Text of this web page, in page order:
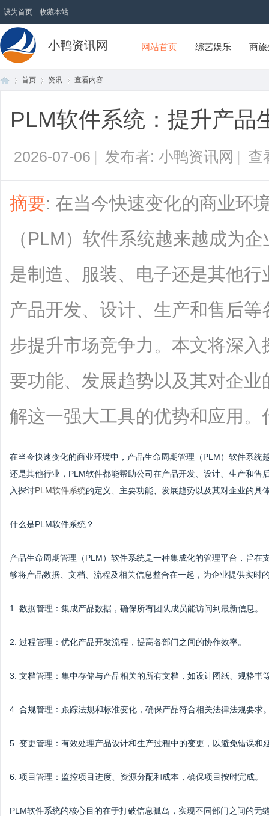
设为首页 收藏本站
小鸭资讯网 网站首页 综艺娱乐 商
首页 资讯
›
查看内容
PLM软件系统：提升产品
2026-07-06 | 发布者: 小鸭资讯网 | 查
摘要: 在当今快速变化的商业环
（PLM）软件系统越来越成为
是制造、服装、电子还是其他
产品开发、设计、生产和售后
步提升市场竞争力。本文将深
要功能、发展趋势以及其对企
解这一强大工具的优势和应用。
在当今快速变化的商业环境中，产品生命周期管理（PLM）软件系
还是其他行业，PLM软件都能帮助公司在产品开发、设计、生产和
入探讨PLM软件系统的定义、主要功能、发展趋势以及其对企业的具
什么是PLM软件系统？
产品生命周期管理（PLM）软件系统是一种集成化的管理平台，旨
够将产品数据、文档、流程及相关信息整合在一起，为企业提供实时
1. 数据管理：集成产品数据，确保所有团队成员能访问到最新信息。
2. 过程管理：优化产品开发流程，提高各部门之间的协作效率。
3. 文档管理：集中存储与产品相关的所有文档，如设计图纸、规格书
4. 合规管理：跟踪法规和标准变化，确保产品符合相关法律法规要求
5. 变更管理：有效处理产品设计和生产过程中的变更，以避免错误和
6. 项目管理：监控项目进度、资源分配和成本，确保项目按时完成。
PLM软件系统的核心目的在于打破信息孤岛，实现不同部门之间的